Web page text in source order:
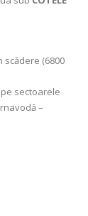
scădere (6800
sectoarele
–